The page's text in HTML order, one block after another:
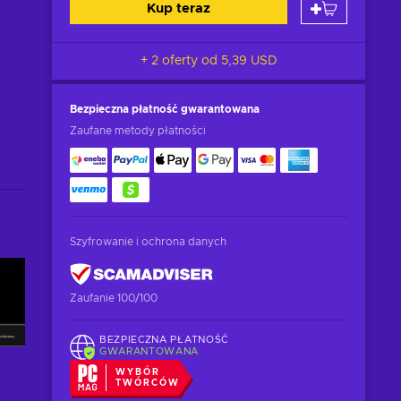
Kup teraz
+ 2 oferty od 5,39 USD
Bezpieczna płatność gwarantowana
Zaufane metody płatności
Szyfrowanie i ochrona danych
Zaufanie 100/100
BEZPIECZNA PŁATNOŚĆ
GWARANTOWANA
WYBÓR
TWÓRCÓW